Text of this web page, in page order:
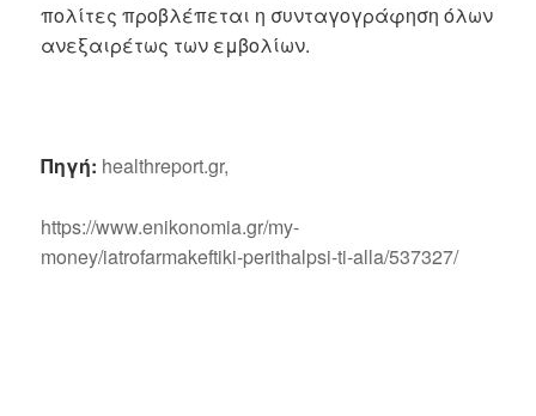
πολίτες προβλέπεται η συνταγογράφηση όλων
ανεξαιρέτως των εμβολίων.
Πηγή: healthreport.gr,
https://www.enikonomia.gr/my-
money/iatrofarmakeftiki-perithalpsi-ti-alla/537327/